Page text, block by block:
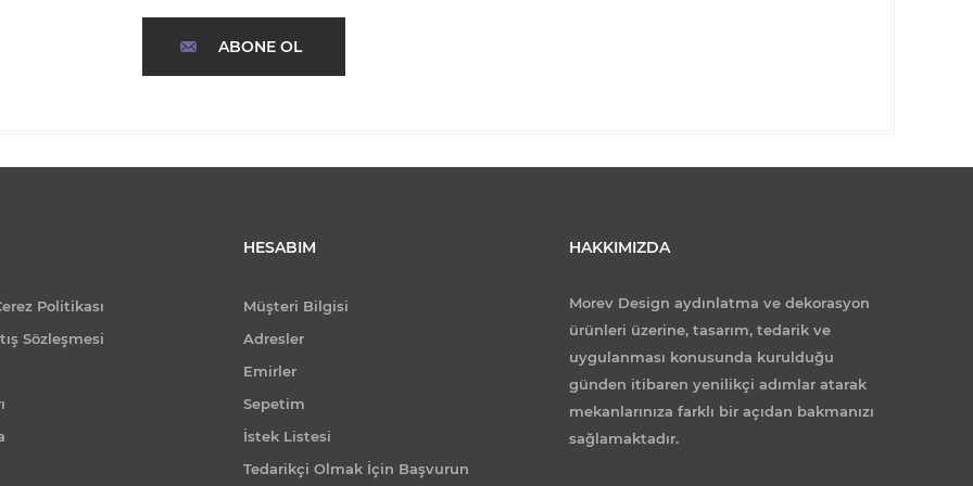
ABONE OL
Politikası
Sözleşmesi
HESABIM
Müşteri Bilgisi
Adresler
Emirler
Sepetim
İstek Listesi
Tedarikçi Olmak İçin Başvurun
HAKKIMIZDA
Morev Design aydınlatma ve dekorasyon
ürünleri üzerine, tasarım, tedarik ve
uygulanması konusunda kurulduğu
günden itibaren yenilikçi adımlar atarak
mekanlarınıza farklı bir açıdan bakmanızı
sağlamaktadır.